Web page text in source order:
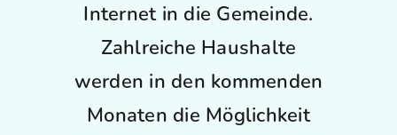
Über uns
Internet in die Gemeinde.
Zahlreiche Haushalte
werden in den kommenden
Monaten die Möglichkeit